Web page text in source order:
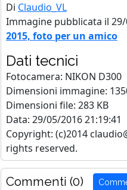
Di Claudio_VL
Immagine pubblicata il
2015, foto per un amico
Dati tecnici
Fotocamera: NIKON D300
Dimensioni immagine:
Dimensioni file: 283 KB
Data: 29/05/2016 21:19:41
Copyright: (c)2014
rights reserved.
Commenti (0)